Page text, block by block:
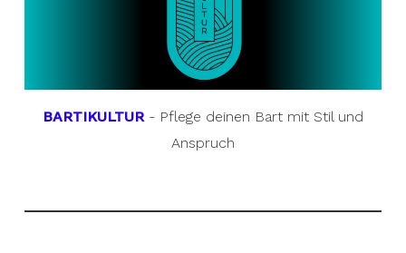
BARTIKULTUR- Pflege deinen Bart mit Stil und
Anspruch